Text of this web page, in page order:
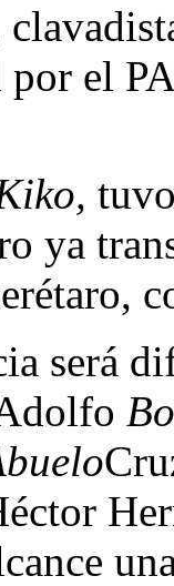
el
ya
será